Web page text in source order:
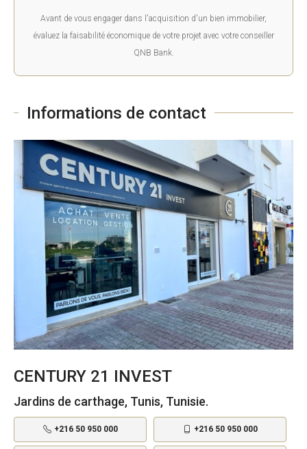
Avant de vous engager dans l'acquisition d'un bien immobilier,
évaluez la faisabilité économique de votre projet avec votre conseiller
QNB Bank.
Informations de contact
CENTURY 21 INVEST
Jardins de carthage, Tunis, Tunisie.
+216 50 950 000 +216 50 950 000